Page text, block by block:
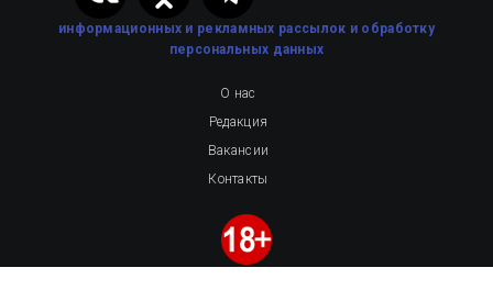
информационных и рекламных рассылок и обработку
персональных данных
О нас
Редакция
Вакансии
Контакты